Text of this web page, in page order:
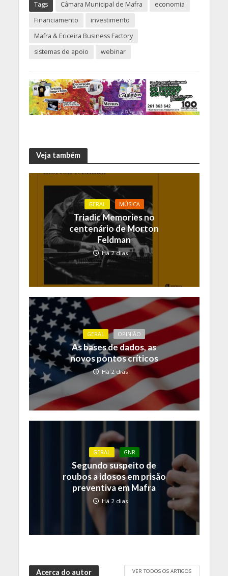
Tags Câmara Municipal de Mafra
economia
Financiamento
investimento
Mafra & Ericeira Business Factory
sistemas de apoio
webinar
Veja também
GERAL MÚSICA
Triadic Memories no
centenário de Morton
Feldman
Há 2 dias
GERAL OPINIÃO
As bases de dados, as
novos pontos críticos
Há 2 dias
GERAL GNR
Segundo suspeito de
roubos a idosos em prisão
preventiva em Mafra
Há 2 dias
Acerca do autor VER TODOS OS ARTIGOS